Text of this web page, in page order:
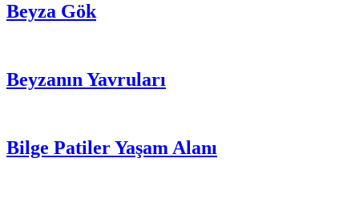
Beyza Gök
Beyzanın Yavruları
Bilge Patiler Yaşam Alanı